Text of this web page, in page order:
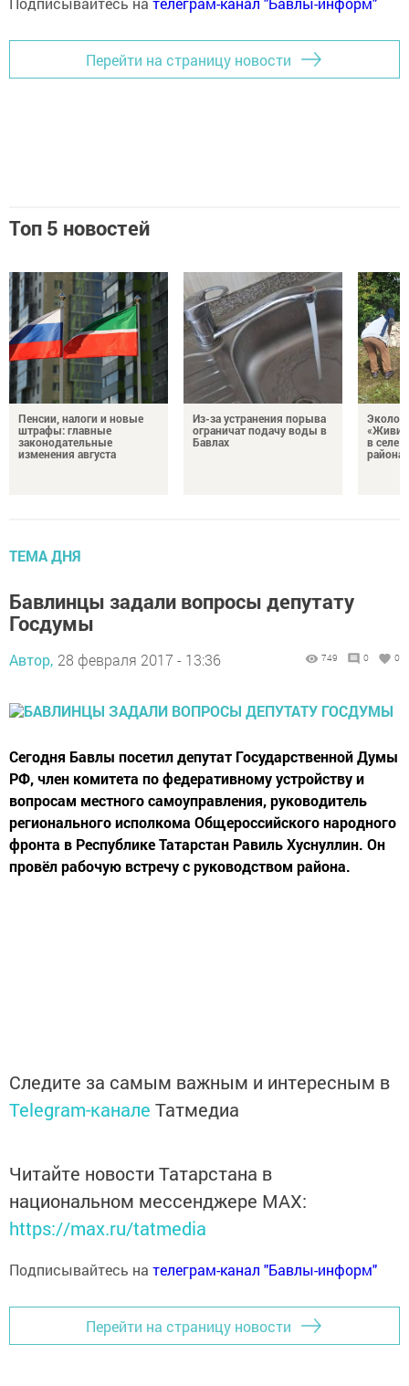
Перейти на страницу новости
Топ 5 новостей
Пенсии, налоги и новые
штрафы: главные
законодательные
изменения августа
Из-за устранения порыва
ограничат подачу воды в
Бавлах
«Живи,
в селе
района
ТЕМА ДНЯ
Бавлинцы задали вопросы депутату
Госдумы
Автор, 28 февраля 2017 - 13:36 749 0 0
Сегодня Бавлы посетил депутат Государственной Думы
РФ, член комитета по федеративному устройству и
вопросам местного самоуправления, руководитель
регионального исполкома Общероссийского народного
фронта в Республике Татарстан Равиль Хуснуллин. Он
провёл рабочую встречу с руководством района.
Следите за самым важным и интересным в
Telegram-канале Татмедиа
Читайте новости Татарстана в
национальном мессенджере MАХ:
https://max.ru/tatmedia
Подписывайтесь на телеграм-канал "Бавлы-информ"
Перейти на страницу новости